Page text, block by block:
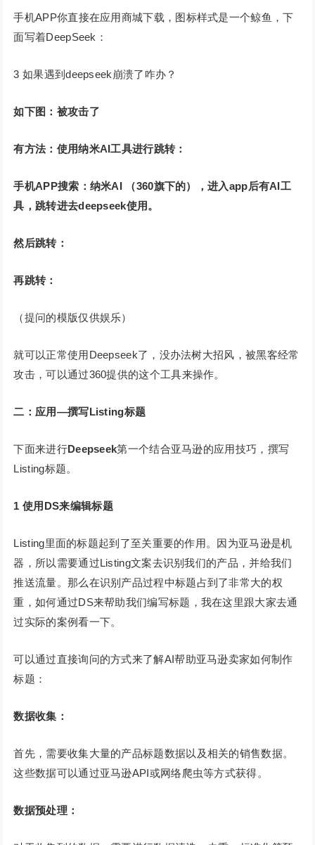
手机APP你直接在应用商城下载，图标样式是一个鲸鱼，下
面写着DeepSeek：
3 如果遇到deepseek崩溃了咋办？
如下图：被攻击了
有方法：使用纳米AI工具进行跳转：
手机APP搜索：纳米AI （360旗下的），进入app后有AI工
具，跳转进去deepseek使用。
然后跳转：
再跳转：
（提问的模版仅供娱乐）
就可以正常使用Deepseek了，没办法树大招风，被黑客经常
攻击，可以通过360提供的这个工具来操作。
二：应用—撰写Listing标题
下面来进行Deepseek第一个结合亚马逊的应用技巧，撰写
Listing标题。
1 使用DS来编辑标题
Listing里面的标题起到了至关重要的作用。因为亚马逊是机
器，所以需要通过Listing文案去识别我们的产品，并给我们
推送流量。那么在识别产品过程中标题占到了非常大的权
重，如何通过DS来帮助我们编写标题，我在这里跟大家去通
过实际的案例看一下。
可以通过直接询问的方式来了解AI帮助亚马逊卖家如何制作
标题：
数据收集：
首先，需要收集大量的产品标题数据以及相关的销售数据。
这些数据可以通过亚马逊API或网络爬虫等方式获得。
数据预处理：